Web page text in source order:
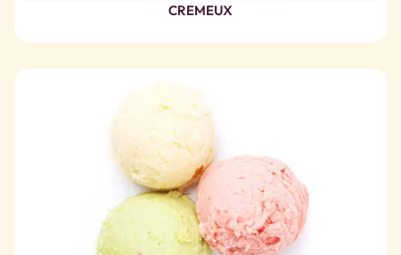
CREMEUX